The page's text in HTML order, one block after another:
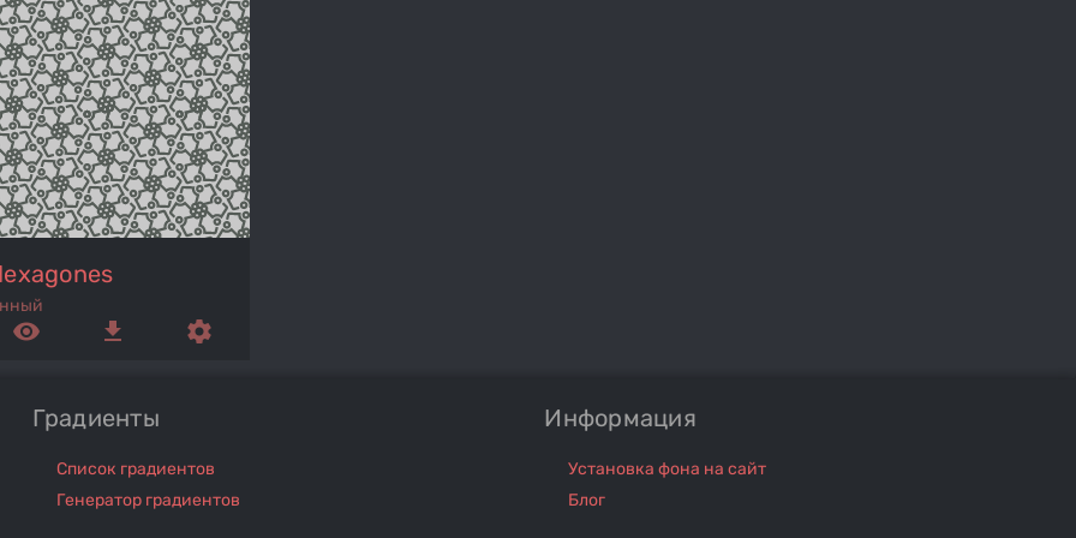
remove_red_eye get_app settings
Градиенты
Список градиентов
Генератор градиентов
Информация
Установка фона на сайт
Блог